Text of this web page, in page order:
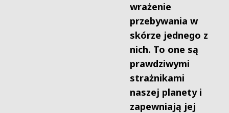
wrażenie
przebywania w
skórze jednego z
nich. To one są
prawdziwymi
strażnikami
naszej planety i
zapewniają jej